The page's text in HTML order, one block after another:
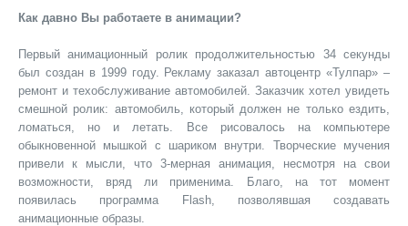
Как давно Вы работаете в анимации?
Первый анимационный ролик продолжительностью 34 секунды
был создан в 1999 году. Рекламу заказал автоцентр «Тулпар» –
ремонт и техобслуживание автомобилей. Заказчик хотел увидеть
смешной ролик: автомобиль, который должен не только ездить,
ломаться, но и летать. Все рисовалось на компьютере
обыкновенной мышкой с шариком внутри. Творческие мучения
привели к мысли, что 3-мерная анимация, несмотря на свои
возможности, вряд ли применима. Благо, на тот момент
появилась программа Flash, позволявшая создавать
анимационные образы.